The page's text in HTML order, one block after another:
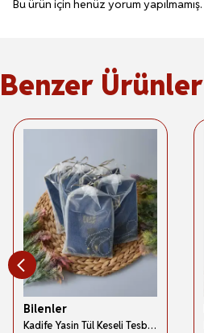
Bu ürün için henüz yorum yapılmamış.
Benzer Ürünler
Bilenler
Kadife Yasin Tül Keseli Tesbihli 128 Sayfa Lacivert Renk 10 Adet